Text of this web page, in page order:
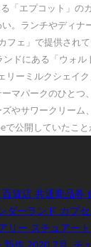
「エプコット」
。ランチやディナ
ェ」で提供され
ドにある「ウォ
ーミルクシェイ
マパークのひとつ
やサワークリーム
で公開していたこ
貨店 共通商品券
ダーランド カプ
リー スチュアー